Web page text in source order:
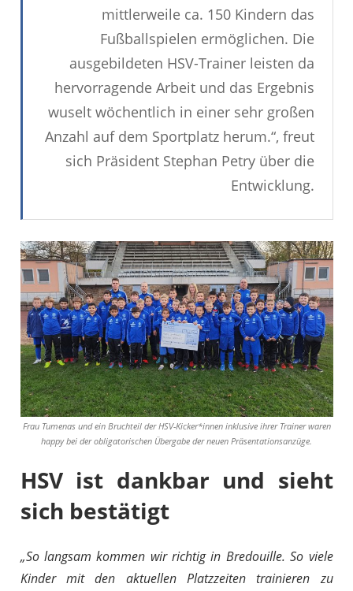
mittlerweile ca. 150 Kindern das
Fußballspielen ermöglichen. Die
ausgebildeten HSV-Trainer leisten da
hervorragende Arbeit und das Ergebnis
wuselt wöchentlich in einer sehr großen
Anzahl auf dem Sportplatz herum.“, freut
sich Präsident Stephan Petry über die
Entwicklung.
Frau Tumenas und ein Bruchteil der HSV-Kicker*innen inklusive ihrer Trainer waren
happy bei der obligatorischen Übergabe der neuen Präsentationsanzüge.
HSV ist dankbar und sieht
sich bestätigt
„So langsam kommen wir richtig in Bredouille. So viele
Kinder mit den aktuellen Platzzeiten trainieren zu